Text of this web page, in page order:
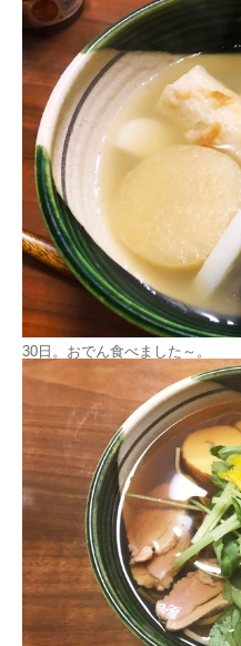
30日。おでん食べました～。